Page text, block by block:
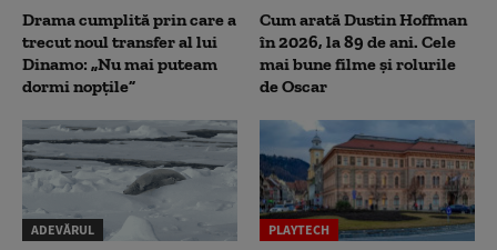
Drama cumplită prin care a
trecut noul transfer al lui
Dinamo: „Nu mai puteam
dormi nopțile”
Cum arată Dustin Hoffman
în 2026, la 89 de ani. Cele
mai bune filme și rolurile
de Oscar
ADEVĂRUL PLAYTECH